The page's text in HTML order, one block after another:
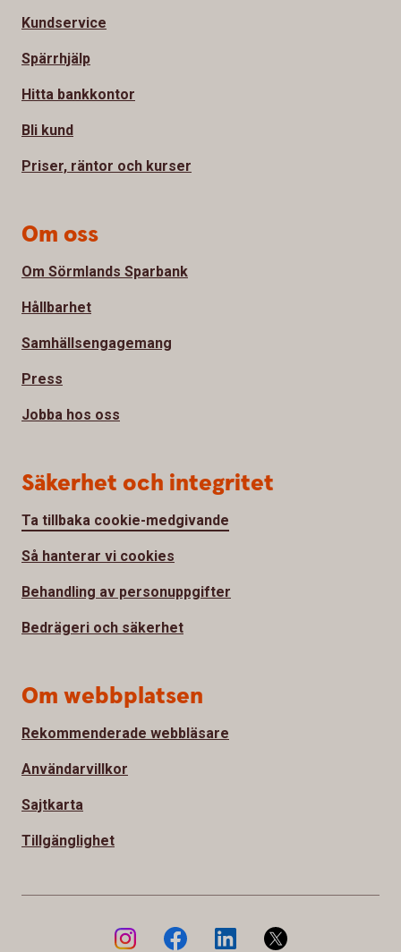
Kundservice
Spärrhjälp
Hitta bankkontor
Bli kund
Priser, räntor och kurser
Om oss
Om Sörmlands Sparbank
Hållbarhet
Samhällsengagemang
Press
Jobba hos oss
Säkerhet och integritet
Ta tillbaka cookie-medgivande
Så hanterar vi cookies
Behandling av personuppgifter
Bedrägeri och säkerhet
Om webbplatsen
Rekommenderade webbläsare
Användarvillkor
Sajtkarta
Tillgänglighet